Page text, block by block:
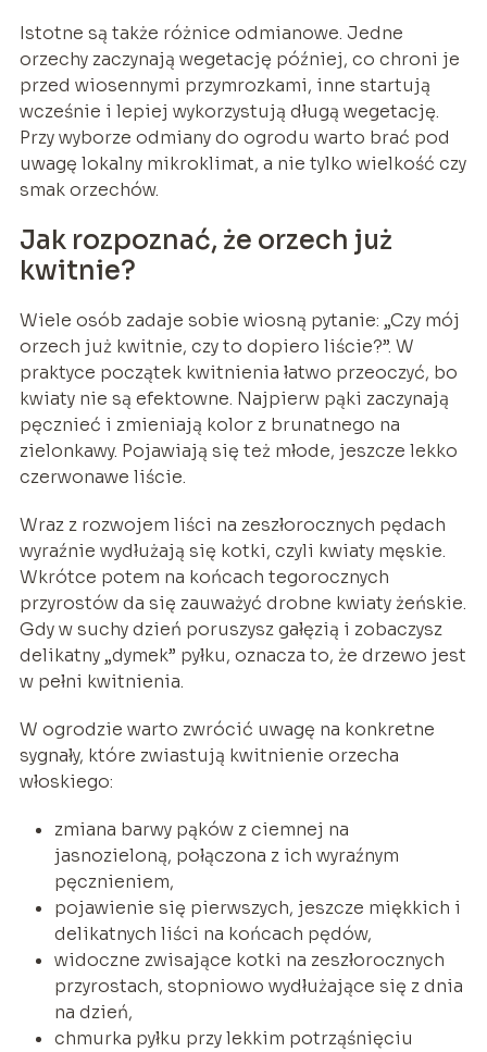
Istotne są także różnice odmianowe. Jedne
orzechy zaczynają wegetację później, co chroni je
przed wiosennymi przymrozkami, inne startują
wcześnie i lepiej wykorzystują długą wegetację.
Przy wyborze odmiany do ogrodu warto brać pod
uwagę lokalny mikroklimat, a nie tylko wielkość czy
smak orzechów.
Jak rozpoznać, że orzech już
kwitnie?
Wiele osób zadaje sobie wiosną pytanie: „Czy mój
orzech już kwitnie, czy to dopiero liście?”. W
praktyce początek kwitnienia łatwo przeoczyć, bo
kwiaty nie są efektowne. Najpierw pąki zaczynają
pęcznieć i zmieniają kolor z brunatnego na
zielonkawy. Pojawiają się też młode, jeszcze lekko
czerwonawe liście.
Wraz z rozwojem liści na zeszłorocznych pędach
wyraźnie wydłużają się kotki, czyli kwiaty męskie.
Wkrótce potem na końcach tegorocznych
przyrostów da się zauważyć drobne kwiaty żeńskie.
Gdy w suchy dzień poruszysz gałęzią i zobaczysz
delikatny „dymek” pyłku, oznacza to, że drzewo jest
w pełni kwitnienia.
W ogrodzie warto zwrócić uwagę na konkretne
sygnały, które zwiastują kwitnienie orzecha
włoskiego:
zmiana barwy pąków z ciemnej na
jasnozieloną, połączona z ich wyraźnym
pęcznieniem,
pojawienie się pierwszych, jeszcze miękkich i
delikatnych liści na końcach pędów,
widoczne zwisające kotki na zeszłorocznych
przyrostach, stopniowo wydłużające się z dnia
na dzień,
chmurka pyłku przy lekkim potrząśnięciu